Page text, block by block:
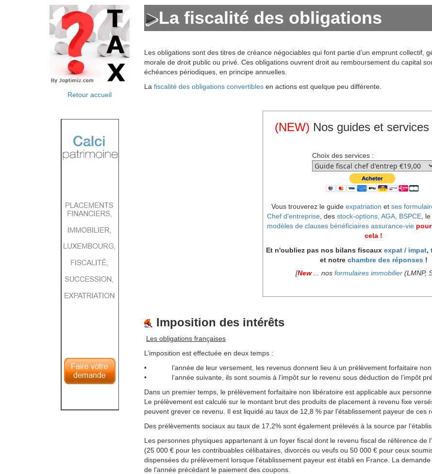
Retour accueil
La fiscalité des obligations
Les obligations sont des titres de créance négociables qui font partie d’un emprunt collectif,
morale de droit public ou privé. Ces obligations ouvrent droit au remboursement du capital
échéances périodiques, en principe annuelles.
La fiscalité des obligations convertibles en actions est quelque peu différente.
(NEW) Nos guides et
Choix des services :
Vous trouverez le guide expatriation et ses
Chef d'entreprise, des stock-options, AGA, BSPCE, le
modèles de clauses bénéficiaires assurance-vie
cela !
Et n'oubliez pas nos bilans fiscaux expat / impat,
et notre chambre des réponses !
[New... nos formulaires immobilier(LMNP,
Imposition des intérêts
Les obligations françaises
L’imposition est effectuée en deux temps :
• l’année de leur versement, les revenus donnent lieu à un prélèvement forfaitaire non
• l’année suivante, ils sont soumis à l’impôt sur le revenu sous déduction de l’impôt
Dans un premier temps, le prélèvement forfaitaire non libératoire est applicable aux
Le prélèvement est calculé sur le montant brut des produits de placement à revenu fixe
peuvent grever ce revenu. Il est liquidé au taux de 12,8 % par l’établissement payeur de ces
Des prélèvements sociaux au taux de 17,2% sont également prélevés à la source par
Les personnes physiques appartenant à un foyer fiscal dont le revenu fiscal de référence
(25 000 € pour les contribuables célibataires, divorcés ou veufs ou 50 000 € pour ceux
dispensées du prélèvement lorsque l'établissement payeur est établi en France. La
de l'année précédant le paiement des coupons.